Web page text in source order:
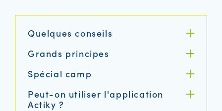
Quelques conseils
Grands principes
Spécial camp
Peut-on utiliser l'application
Actiky ?